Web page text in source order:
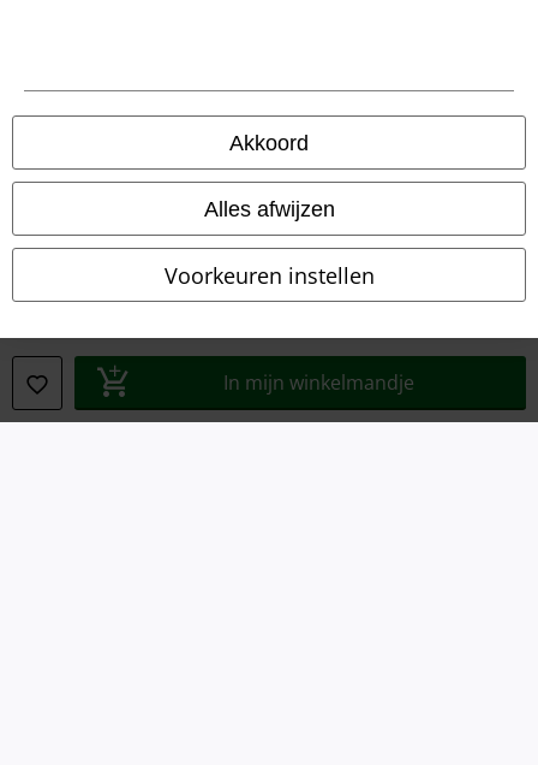
Akkoord
Alles afwijzen
Voorkeuren instellen
In mijn winkelmandje
Legal
Verklaring van conformiteit
Informatie over toegankelijkheid